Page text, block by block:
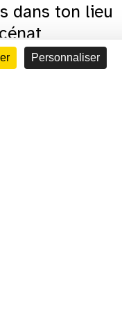
Personnaliser
dans ton lieu
d'espace